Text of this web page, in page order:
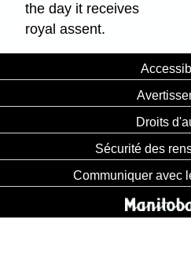
the day it receives
royal assent.
Droits
Sécurité des
Communiquer avec